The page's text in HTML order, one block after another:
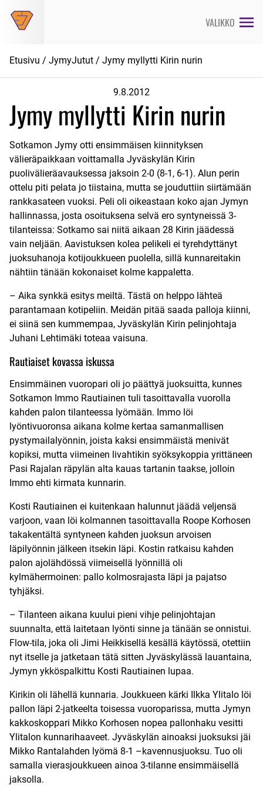
suoraan
VALIKKO
Etusivu / JymyJutut / Jymy myllytti Kirin nurin
9.8.2012
Jymy myllytti Kirin nurin
Sotkamon Jymy otti ensimmäisen kiinnityksen
välieräpaikkaan voittamalla Jyväskylän Kirin
puolivälieräavauksessa jaksoin 2-0 (8-1, 6-1). Alun perin
ottelu piti pelata jo tiistaina, mutta se jouduttiin siirtämään
rankkasateen vuoksi. Peli oli oikeastaan koko ajan Jymyn
hallinnassa, josta osoituksena selvä ero syntyneissä 3-
tilanteissa: Sotkamo sai niitä aikaan 28 Kirin jäädessä
vain neljään. Aavistuksen kolea pelikeli ei tyrehdyttänyt
juoksuhanoja kotijoukkueen puolella, sillä kunnareitakin
nähtiin tänään kokonaiset kolme kappaletta.
– Aika synkkä esitys meiltä. Tästä on helppo lähteä
parantamaan kotipeliin. Meidän pitää saada palloja kiinni,
ei siinä sen kummempaa, Jyväskylän Kirin pelinjohtaja
Juhani Lehtimäki toteaa vaisuna.
Rautiaiset kovassa iskussa
Ensimmäinen vuoropari oli jo päättyä juoksuitta, kunnes
Sotkamon Immo Rautiainen tuli tasoittavalla vuorolla
kahden palon tilanteessa lyömään. Immo löi
lyöntivuoronsa aikana kolme kertaa samanmallisen
pystymailalyönnin, joista kaksi ensimmäistä menivät
kopiksi, mutta viimeinen livahtikin syöksykoppia yrittäneen
Pasi Rajalan räpylän alta kauas tartanin taakse, jolloin
Immo ehti kirmata kunnarin.
Kosti Rautiainen ei kuitenkaan halunnut jäädä veljensä
varjoon, vaan löi kolmannen tasoittavalla Roope Korhosen
takakentältä syntyneen kahden juoksun arvoisen
läpilyönnin jälkeen itsekin läpi. Kostin ratkaisu kahden
palon ajolähdössä viimeisellä lyönnillä oli
kylmähermoinen: pallo kolmosrajasta läpi ja pajatso
tyhjäksi.
– Tilanteen aikana kuului pieni vihje pelinjohtajan
suunnalta, että laitetaan lyönti sinne ja tänään se onnistui.
Flow-tila, joka oli Jimi Heikkisellä kesällä käytössä, otettiin
nyt itselle ja jatketaan tätä sitten Jyväskylässä lauantaina,
Jymyn ykköspalkittu Kosti Rautiainen lupaa.
Kirikin oli lähellä kunnaria. Joukkueen kärki Ilkka Ylitalo löi
pallon läpi 2-jatkeelta toisessa vuoroparissa, mutta Jymyn
kakkoskoppari Mikko Korhosen nopea pallonhaku vesitti
Ylitalon kunnarihaaveet. Jyväskylän ainoaksi juoksuksi jäi
Mikko Rantalahden lyömä 8-1 –kavennusjuoksu. Tuo oli
samalla vierasjoukkueen ainoa 3-tilanne ensimmäisellä
jaksolla.